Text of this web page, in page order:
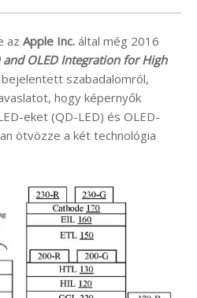
az Apple Inc. által még 2016
OLED Integration for High
bejelentett szabadalomról,
hogy képernyők
eket (QD-LED) és OLED-
ötvözze a két technológia